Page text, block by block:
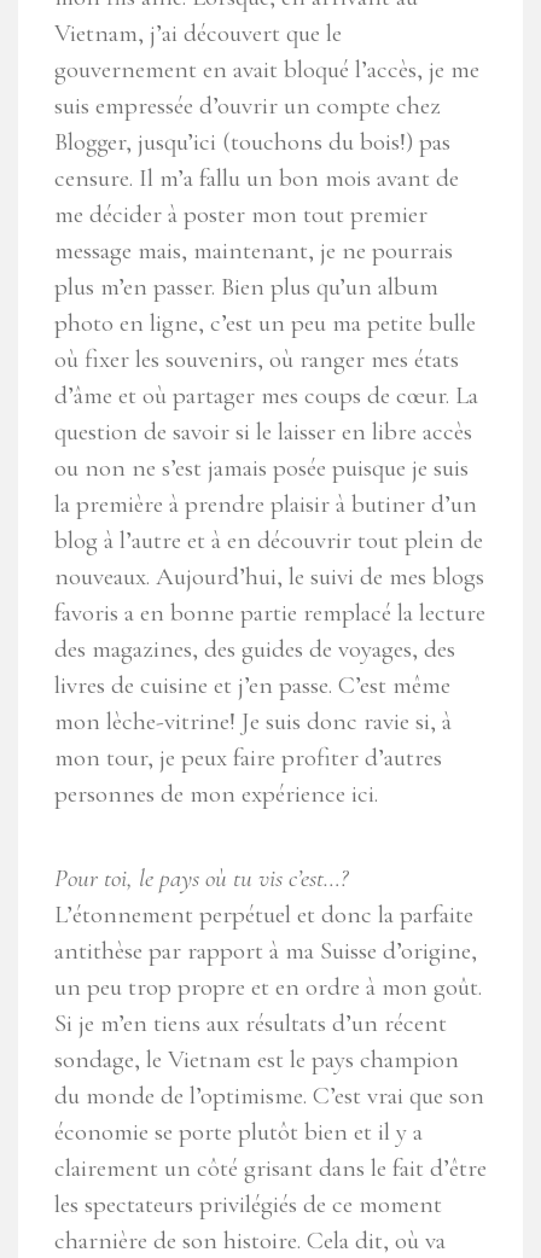
Vietnam, j’ai découvert que le
gouvernement en avait bloqué l’accès, je me
suis empressée d’ouvrir un compte chez
Blogger, jusqu’ici (touchons du bois!) pas
censure. Il m’a fallu un bon mois avant de
me décider à poster mon tout premier
message mais, maintenant, je ne pourrais
plus m’en passer. Bien plus qu’un album
photo en ligne, c’est un peu ma petite bulle
où fixer les souvenirs, où ranger mes états
d’âme et où partager mes coups de cœur. La
question de savoir si le laisser en libre accès
ou non ne s’est jamais posée puisque je suis
la première à prendre plaisir à butiner d’un
blog à l’autre et à en découvrir tout plein de
nouveaux. Aujourd’hui, le suivi de mes blogs
favoris a en bonne partie remplacé la lecture
des magazines, des guides de voyages, des
livres de cuisine et j’en passe. C’est même
mon lèche-vitrine! Je suis donc ravie si, à
mon tour, je peux faire profiter d’autres
personnes de mon expérience ici.
Pour toi, le pays où tu vis c’est…?
L’étonnement perpétuel et donc la parfaite
antithèse par rapport à ma Suisse d’origine,
un peu trop propre et en ordre à mon goût.
Si je m’en tiens aux résultats d’un récent
sondage, le Vietnam est le pays champion
du monde de l’optimisme. C’est vrai que son
économie se porte plutôt bien et il y a
clairement un côté grisant dans le fait d’être
les spectateurs privilégiés de ce moment
charnière de son histoire. Cela dit, où va